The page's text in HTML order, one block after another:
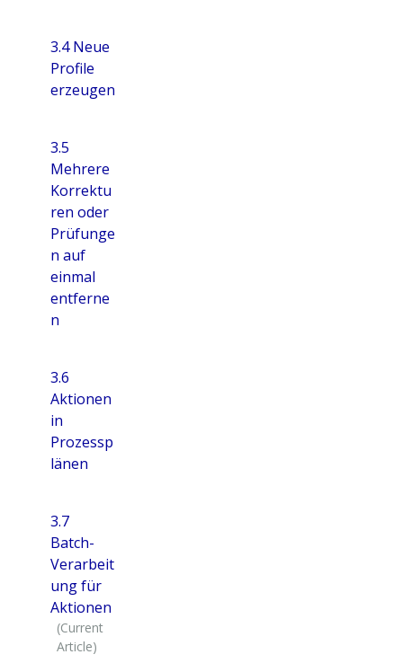
3.4 Neue
Profile
erzeugen
3.5
Mehrere
Korrektu
ren oder
Prüfunge
n auf
einmal
entferne
n
3.6
Aktionen
in
Prozessp
länen
3.7
Batch-
Verarbeit
ung für
Aktionen